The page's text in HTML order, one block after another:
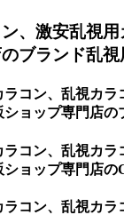
、激安乱視
ブランド乱視
ラコン、乱視カ
ョップ専門店の
ラコン、乱視カ
ョップ専門店の
ラコン、乱視カ